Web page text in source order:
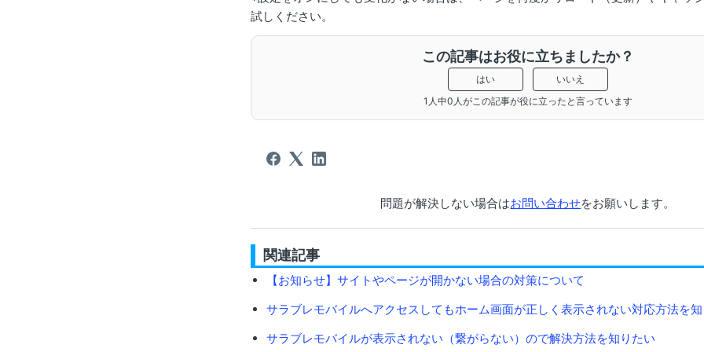
試しください。
この記事はお役に立ちましたか？
はい
いいえ
1人中0人がこの記事が役に立ったと言っています
問題が解決しない場合はお問い合わせをお願いします。
関連記事
【お知らせ】サイトやページが開かない場合の対策について
サラブレモバイルへアクセスしてもホーム画面が正しく表示されない対応方法を
サラブレモバイルが表示されない（繋がらない）ので解決方法を知りたい